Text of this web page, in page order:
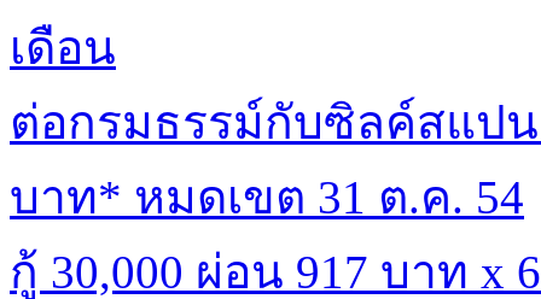
เดือน
ต่อกรมธรรม์กับซิลค์สแป
บาท* หมดเขต 31 ต.ค. 54
กู้ 30,000 ผ่อน 917 บาท x